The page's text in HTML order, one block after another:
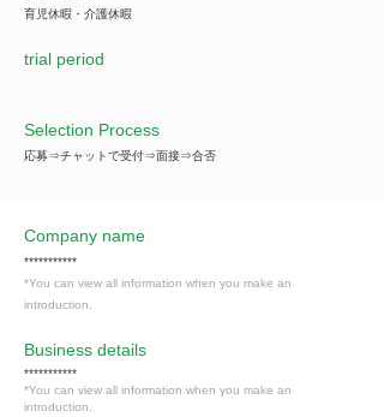
育児休暇・介護休暇
trial period
Selection Process
応募⇒チャットで受付⇒面接⇒合否
Company name
***********
*You can view all information when you make an
introduction.
​Business details
***********
*You can view all information when you make an
introduction.